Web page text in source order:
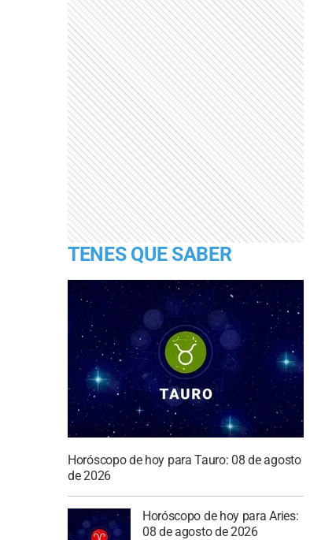
TENES QUE SABER
Horóscopo de hoy para Tauro: 08 de agosto
de 2026
Horóscopo de hoy para Aries:
08 de agosto de 2026